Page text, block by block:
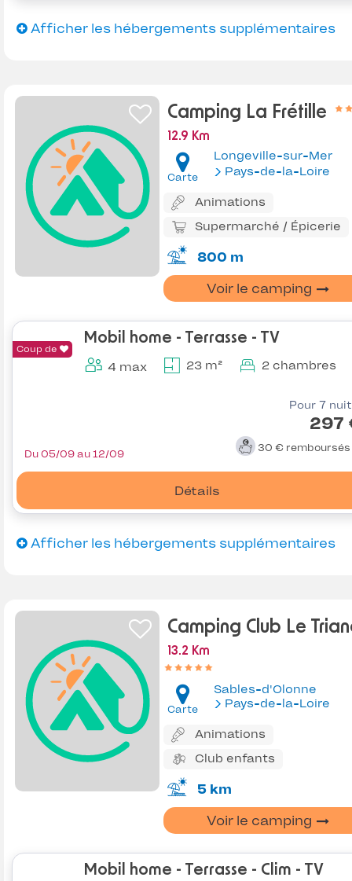
Afficher les hébergements supplémentaires
Camping La Frétille
12.9 Km
Carte
Longeville-sur-Mer
Pays-de-la-Loire
Animations
Supermarché / Épicerie
800 m
Voir le camping
Coup de
Mobil home - Terrasse - TV
4 max 23 m² 2 chambres
Pour 7
297
30 € remboursés
Détails
Du 05/09 au 12/09
Afficher les hébergements supplémentaires
Camping Club Le
13.2 Km
Carte
Sables-d'Olonne
Pays-de-la-Loire
Animations
Club enfants
5 km
Voir le camping
Mobil home - Terrasse - Clim - TV